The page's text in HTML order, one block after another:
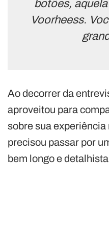
botões,
Voorheess.
Ao decorrer da
aproveitou para
sobre sua
precisou passar por
bem longo e